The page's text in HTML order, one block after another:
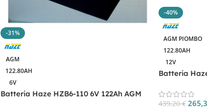
-31%
AGM
122.80AH
6V
Batteria Haze HZB6-110 6V 122Ah AGM
-40%
AGM PIOMBO
122.80AH
12V
Batteria
439,20€